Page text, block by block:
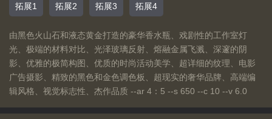
拓展1 拓展2 拓展3 拓展4
由黑色火山石和液态黄金打造的豪华香水瓶、戏剧性的工作室灯
光、极端的材料对比、光泽玻璃反射、熔融金属飞溅、深邃的阴
影、优雅的极简构图、优质的时尚活动美学、超详细的纹理、电影
广告摄影、精致的黑色和金色调色板、超现实的奢华品牌、高端编
辑风格、视觉标志性、杰作品质 --ar 4：5 --s 650 --c 10 --v 6.0